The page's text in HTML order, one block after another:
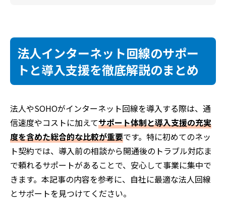
法人インターネット回線のサポー
トと導入支援を徹底解説のまとめ
法人やSOHOがインターネット回線を導入する際は、通
信速度やコストに加えてサポート体制と導入支援の充実
度を含めた総合的な比較が重要です。特に初めてのネッ
ト契約では、導入前の相談から開通後のトラブル対応ま
で頼れるサポートがあることで、安心して事業に集中で
きます。本記事の内容を参考に、自社に最適な法人回線
とサポートを見つけてください。